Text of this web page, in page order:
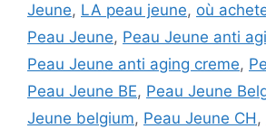
Jeune, LA peau jeune, où
Peau Jeune, Peau Jeune anti
Peau Jeune anti aging creme,
Peau Jeune BE, Peau Jeune
Jeune belgium, Peau Jeune CH,